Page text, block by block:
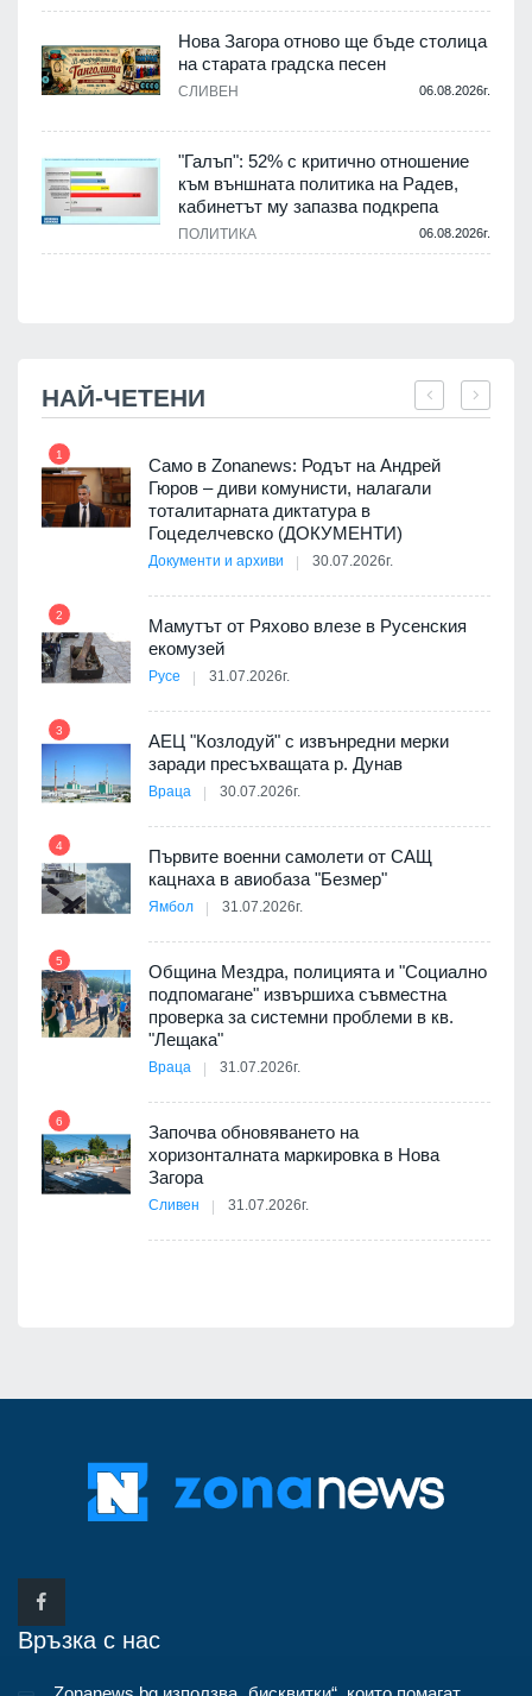
Нова Загора отново ще бъде столица
на старата градска песен
СЛИВЕН 06.08.2026г.
"Галъп": 52% с критично отношение
към външната политика на Радев,
кабинетът му запазва подкрепа
ПОЛИТИКА 06.08.2026г.
НАЙ-ЧЕТЕНИ
1
Само в Zonanews: Родът на Андрей
Гюров – диви комунисти, налагали
тоталитарната диктатура в
Гоцеделчевско (ДОКУМЕНТИ)
Документи и архиви 30.07.2026г.
2
Мамутът от Ряхово влезе в Русенския
екомузей
Русе 31.07.2026г.
3
АЕЦ "Козлодуй" с извънредни мерки
заради пресъхващата р. Дунав
Враца 30.07.2026г.
4
Първите военни самолети от САЩ
кацнаха в авиобаза "Безмер"
Ямбол 31.07.2026г.
5
Община Мездра, полицията и "Социално
подпомагане" извършиха съвместна
проверка за системни проблеми в кв.
"Лещака"
Враца 31.07.2026г.
6
Започва обновяването на
хоризонталната маркировка в Нова
Загора
Сливен 31.07.2026г.
Връзка с нас